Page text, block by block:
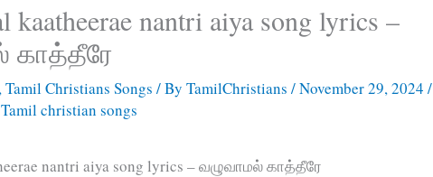
kaatheerae nantri aiya song lyrics –
காத்தீரே
,Tamil Christians Songs / ByTamilChristians/November 29, 2024/
Tamil christian songs
nantri aiya song lyrics – வழுவாமல் காத்தீரே